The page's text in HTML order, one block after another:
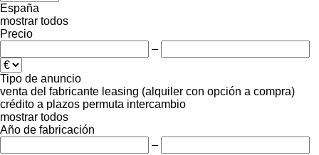
España
mostrar todos
Precio
–
Tipo de anuncio
venta del fabricante leasing (alquiler con opción a compra)
crédito a plazos permuta intercambio
mostrar todos
Año de fabricación
–